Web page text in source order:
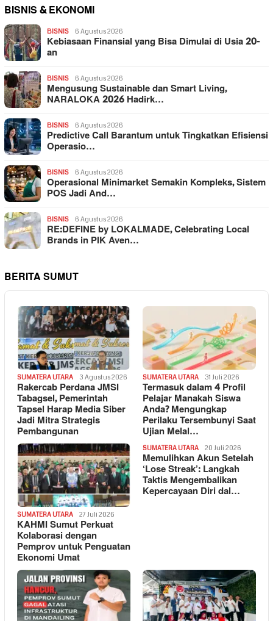
BISNIS & EKONOMI
BISNIS 6 Agustus 2026
Kebiasaan Finansial yang Bisa Dimulai di Usia 20-
an
BISNIS 6 Agustus 2026
Mengusung Sustainable dan Smart Living,
NARALOKA 2026 Hadirk…
BISNIS 6 Agustus 2026
Predictive Call Barantum untuk Tingkatkan Efisiensi
Operasio…
BISNIS 6 Agustus 2026
Operasional Minimarket Semakin Kompleks, Sistem
POS Jadi And…
BISNIS 6 Agustus 2026
RE:DEFINE by LOKALMADE, Celebrating Local
Brands in PIK Aven…
BERITA SUMUT
SUMATERA UTARA 3 Agustus 2026
Rakercab Perdana JMSI
Tabagsel, Pemerintah
Tapsel Harap Media Siber
Jadi Mitra Strategis
Pembangunan
SUMATERA UTARA 31 Juli 2026
Termasuk dalam 4 Profil
Pelajar Manakah Siswa
Anda? Mengungkap
Perilaku Tersembunyi Saat
Ujian Melal…
SUMATERA UTARA 27 Juli 2026
KAHMI Sumut Perkuat
Kolaborasi dengan
Pemprov untuk Penguatan
Ekonomi Umat
SUMATERA UTARA 20 Juli 2026
Memulihkan Akun Setelah
‘Lose Streak’: Langkah
Taktis Mengembalikan
Kepercayaan Diri dal…